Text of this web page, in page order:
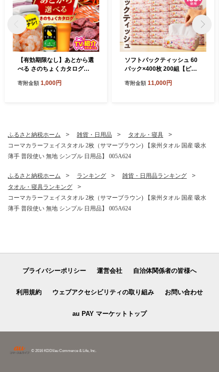
【有効期限なし】あとから選
べる さのちょくカタログ
佐野市 ふるさとギフト 4000
寄附金額 1,000円
ソフトパックティッシュ 60
パック×400枚 200組【ピュ
急上昇 まとめ買い 日用品 常
寄附金額 11,000円
ふるさと納税ホーム 雑貨・日用品
タオル・寝具
コーマカラーフェイスタオル 2枚（サマーブラウン) 【泉州タオル 国産 吸水
薄手 普段使い 無地 シンプル 日用品】 005A624
ふるさと納税ホーム ランキング
雑貨・日用品ランキング
タオル・寝具ランキング
コーマカラーフェイスタオル 2枚（サマーブラウン) 【泉州タオル 国産 吸水
薄手 普段使い 無地 シンプル 日用品】 005A624
プライバシーポリシー 運営会社 自治体関係者の皆様へ
利用規約 ウェブアクセシビリティの取り組み お問い合わせ
au PAY マーケットトップ
© 2016 KDDI/au Commerce & Life, Inc.